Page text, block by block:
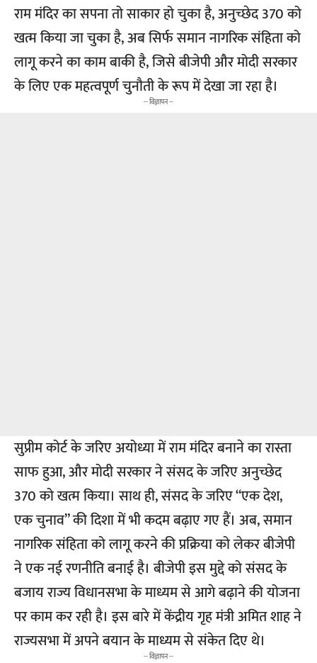
राम मंदिर का सपना तो साकार हो चुका है, अनुच्छेद 370 को
खत्म किया जा चुका है, अब सिर्फ समान नागरिक संहिता को
लागू करने का काम बाकी है, जिसे बीजेपी और मोदी सरकार
के लिए एक महत्वपूर्ण चुनौती के रूप में देखा जा रहा है।
-- विज्ञापन --
सुप्रीम कोर्टके जरिए अयोध्या में राम मंदिर बनाने का रास्ता
साफ हुआ, और मोदी सरकार ने संसद के जरिए अनुच्छेद
370 को खत्म किया। साथ ही, संसद के जरिए “एक देश,
एक चुनाव” की दिशा में भी कदम बढ़ाए गए हैं। अब, समान
नागरिक संहिता को लागू करने की प्रक्रिया को लेकर बीजेपी
ने एक नई रणनीति बनाई है। बीजेपी इस मुद्दे को संसद के
बजाय राज्य विधानसभा के माध्यम से आगे बढ़ाने की योजना
पर काम कर रही है। इस बारे में केंद्रीय गृह मंत्री अमित शाह ने
राज्यसभा में अपने बयान के माध्यम से संकेत दिए थे।
-- विज्ञापन --